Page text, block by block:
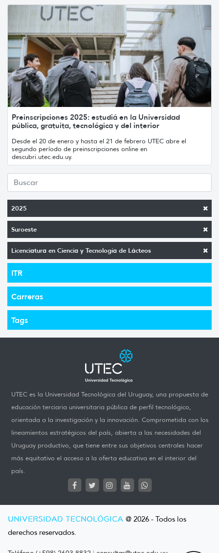
2025
Suroeste
Licenciatura en Ciencia y Tecnología de Lácteos
ITR
Carreras
Tags
Preinscripciones 2025: estudiá en la Universidad
pública, gratuita, tecnológica y del interior
Desde el 20 de enero y hasta el 21 de febrero UTEC abre el
segundo período de preinscripciones online en
descubri.utec.edu.uy.
UTEC es la Universidad Tecnológica del Uruguay, una propuesta de
educación terciaria universitaria pública de perfil tecnológico,
orientada a la investigación y la innovación. Comprometida con los
lineamientos estratégicos del país, abierta a las necesidades del
Uruguay productivo, que tiene entre sus objetivos centrales hacer
más equitativo el acceso a la oferta educativa en el interior del
país.
UNIVERSIDAD TECNOLÓGICA @ 2026 - Todos los
derechos reservados.